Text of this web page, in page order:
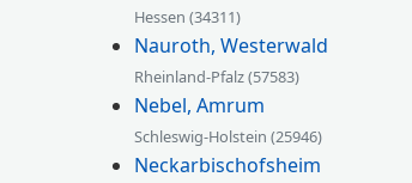
Hessen (34311)
Nauroth, Westerwald
Rheinland-Pfalz (57583)
Nebel, Amrum
Schleswig-Holstein (25946)
Neckarbischofsheim